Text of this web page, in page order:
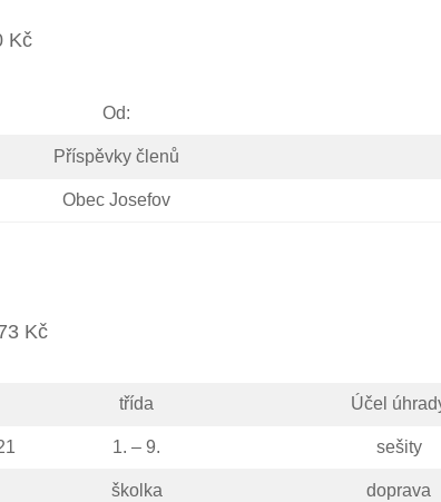
Kč
Od:
Příspěvky členů
Obec Josefov
Kč
třída Účel
1. – 9. sešity
školka doprava